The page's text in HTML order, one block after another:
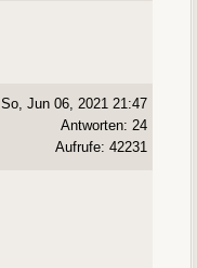
So, Jun 06, 2021 21:47
Antworten: 24
Aufrufe: 42231